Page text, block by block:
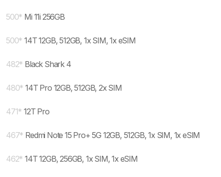
500* Mi 11i 256GB
500* 14T 12GB, 512GB, 1x SIM, 1x eSIM
482* Black Shark 4
480* 14T Pro 12GB, 512GB, 2x SIM
471* 12T Pro
467* Redmi Note 15 Pro+ 5G 12GB, 512GB, 1x SIM, 1x eSIM
462* 14T 12GB, 256GB, 1x SIM, 1x eSIM